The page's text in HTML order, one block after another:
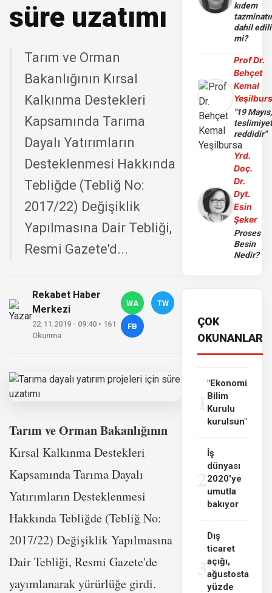
süre uzatımı
Tarım ve Orman
Bakanlığının Kırsal
Kalkınma Destekleri
Kapsamında Tarıma
Dayalı Yatırımların
Desteklenmesi Hakkında
Tebliğde (Tebliğ No:
2017/22) Değişiklik
Yapılmasına Dair Tebliği,
Resmi Gazete'd...
Rekabet Haber
Merkezi
22.11.2019 - 09:40 • 161
Okunma
WA TW
FB
Tarım ve Orman Bakanlığının
Kırsal Kalkınma Destekleri
Kapsamında Tarıma Dayalı
Yatırımların Desteklenmesi
Hakkında Tebliğde (Tebliğ No:
2017/22) Değişiklik Yapılmasına
Dair Tebliği, Resmi Gazete'de
yayımlanarak yürürlüğe girdi.
kıdem
dahil
mi?
Prof Dr.
Behçet
Kemal
"19 Mayıs,
reddidir"
Yrd.
Doç.
Dr.
Dyt.
Esin
Şeker
Proses
Besin
Nedir?
ÇOK
OKUNANLAR
"Ekonomi
Bilim
Kurulu
kurulsun"
İş
dünyası
2020'ye
umutla
bakıyor
3
Dış
ticaret
açığı,
ağustosta
yüzde